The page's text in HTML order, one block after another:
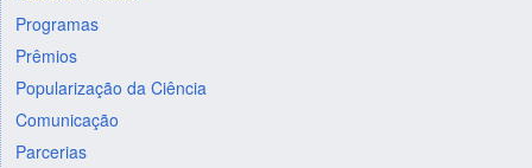
Programas
Prêmios
Popularização da Ciência
Comunicação
Parcerias